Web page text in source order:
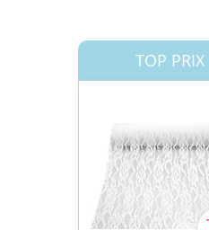
TOP PRIX